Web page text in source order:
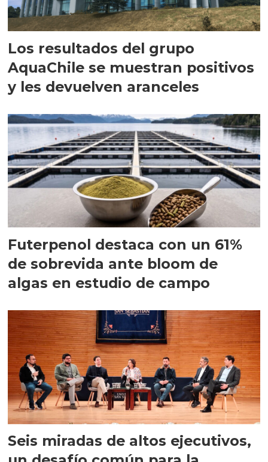
Los resultados del grupo
AquaChile se muestran positivos
y les devuelven aranceles
Futerpenol destaca con un 61%
de sobrevida ante bloom de
algas en estudio de campo
Seis miradas de altos ejecutivos,